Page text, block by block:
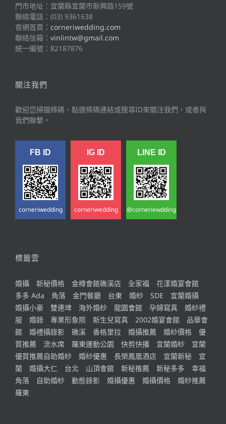
門市地址：宜蘭縣宜蘭市新興路159號
聯絡電話：(03) 9361638
官網首頁： corneriwedding.com
聯絡信箱： vinlintw@gmail.com
統一編號：82187876
關注我們
歡迎您掃描條碼、點選條碼連結或搜尋ID來關注我們，或者與
我們聯繫。
FB ID
corneriwedding
IG ID
corneriwedding
LINE ID
@corneriewdding
標籤雲
婚攝 新秘價格 金樽會館礁溪店 全家福
花漾婚宴會館
多多 Ada
角落 金門餐廳 台東 婚紗 SDE
宜蘭婚攝
婚攝小豪
雙連埤 海外婚紗 龍園會館 孕婦寫真
婚紗禮
服
婚錄 專業形象照 新生兒寫真 2002婚宴會館
品華會
館
婚禮攝錄影 礁溪 香格里拉 婚攝推薦 婚紗價格
優
質推薦
流水席 羅東運動公園 快剪快播 宜蘭婚紗
宜蘭
優質推薦自助婚紗
婚紗優惠 長榮鳳凰酒店 宜蘭新秘
宜
蘭
婚攝大仁 台北 山頂會館 新秘推薦 新秘多多
幸福
角落
自助婚紗 動態錄影 婚攝優惠 婚攝價格
婚紗推薦
羅東